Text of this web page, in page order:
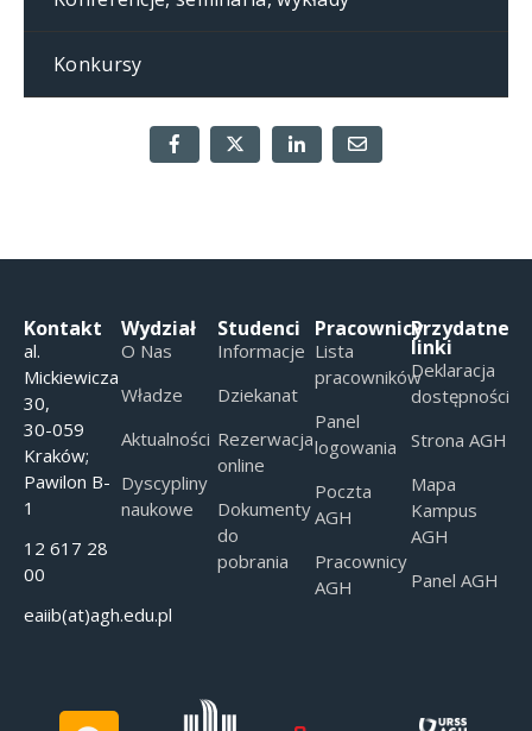
Konkursy
Kontakt
al.
Mickiewicza
30,
30-059
Kraków;
Pawilon B-
1
12 617 28
00
eaiib(at)agh.edu.pl
Wydział
O Nas
Władze
Aktualności
Dyscypliny
naukowe
Studenci
Informacje
Dziekanat
Rezerwacja
online
Dokumenty
do
pobrania
Pracownicy
Lista
pracowników
Panel
logowania
Poczta
AGH
Pracownicy
AGH
Przydatne
linki
Deklaracja
dostępności
Strona AGH
Mapa
Kampus
AGH
Panel AGH